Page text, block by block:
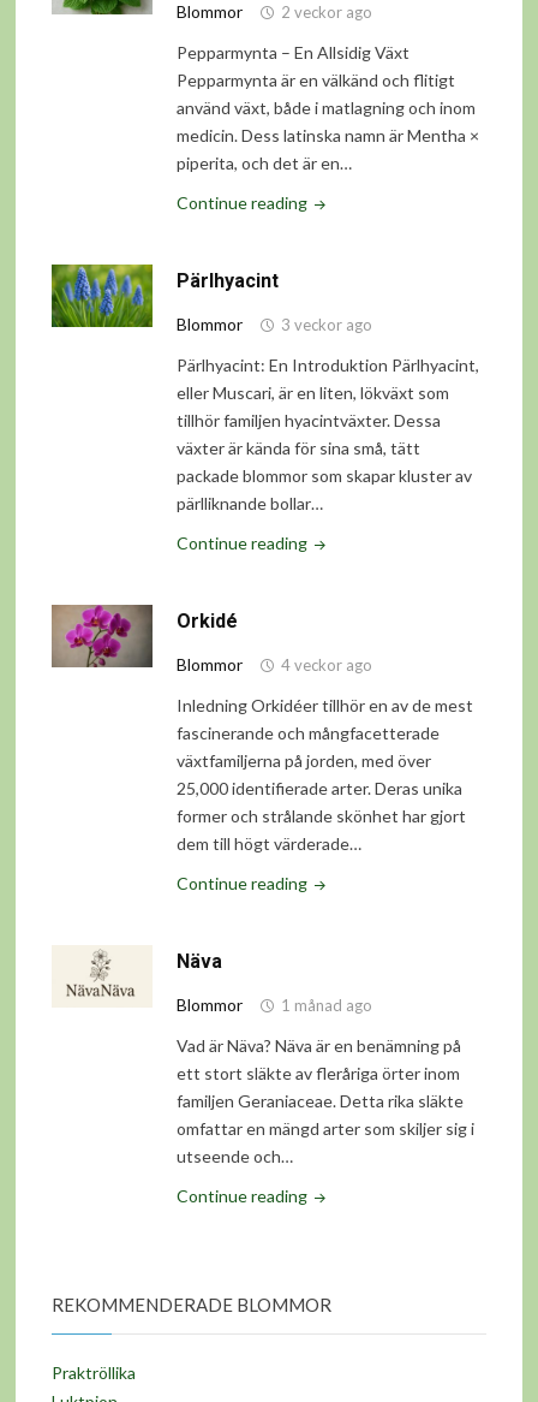
Blommor 2 veckor ago
Pepparmynta – En Allsidig Växt
Pepparmynta är en välkänd och flitigt
använd växt, både i matlagning och inom
medicin. Dess latinska namn är Mentha ×
piperita, och det är en…
Continue reading"Pepparmynta"
Pärlhyacint
Blommor 3 veckor ago
Pärlhyacint: En Introduktion Pärlhyacint,
eller Muscari, är en liten, lökväxt som
tillhör familjen hyacintväxter. Dessa
växter är kända för sina små, tätt
packade blommor som skapar kluster av
pärlliknande bollar…
Continue reading"Pärlhyacint"
Orkidé
Blommor 4 veckor ago
Inledning Orkidéer tillhör en av de mest
fascinerande och mångfacetterade
växtfamiljerna på jorden, med över
25,000 identifierade arter. Deras unika
former och strålande skönhet har gjort
dem till högt värderade…
Continue reading"Orkidé"
Näva
Blommor 1 månad ago
Vad är Näva? Näva är en benämning på
ett stort släkte av fleråriga örter inom
familjen Geraniaceae. Detta rika släkte
omfattar en mängd arter som skiljer sig i
utseende och…
Continue reading"Näva"
REKOMMENDERADE BLOMMOR
Praktröllika